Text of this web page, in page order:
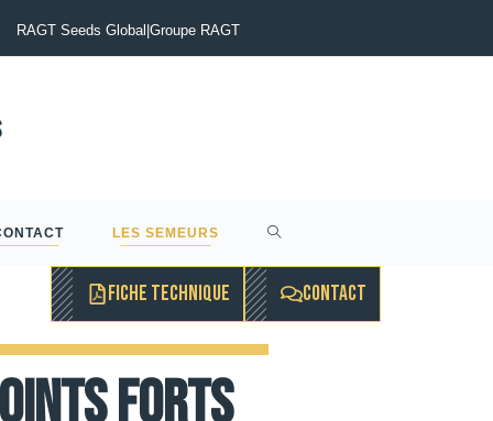
RAGT Seeds Global|Groupe RAGT
LES SEMEURS
FICHE TECHNIQUE CONTACT
forts